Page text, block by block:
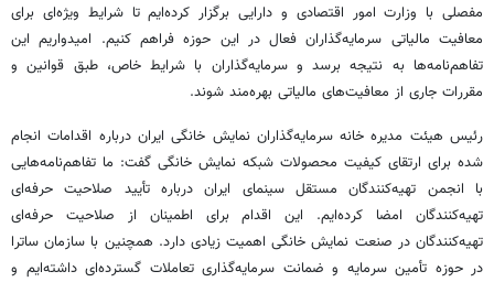
مفصلی با وزارت امور اقتصادی و دارایی برگزار کرده‌ایم تا شرایط ویژه‌ای برای
معافیت مالیاتی سرمایه‌گذاران فعال در این حوزه فراهم کنیم. امیدواریم این
تفاهم‌نامه‌ها به نتیجه برسد و سرمایه‌گذاران با شرایط خاص، طبق قوانین و
مقررات جاری از معافیت‌های مالیاتی بهره‌مند شوند.
رئیس هیئت مدیره خانه سرمایه‌گذاران نمایش خانگی ایران درباره اقدامات انجام
شده برای ارتقای کیفیت محصولات شبکه نمایش خانگی گفت: ما تفاهم‌نامه‌هایی
با انجمن تهیه‌کنندگان مستقل سینمای ایران درباره تأیید صلاحیت حرفه‌ای
تهیه‌کنندگان امضا کرده‌ایم. این اقدام برای اطمینان از صلاحیت حرفه‌ای
تهیه‌کنندگان در صنعت نمایش خانگی اهمیت زیادی دارد. همچنین با سازمان ساترا
در حوزه تأمین سرمایه و ضمانت سرمایه‌گذاری تعاملات گسترده‌ای داشته‌ایم و